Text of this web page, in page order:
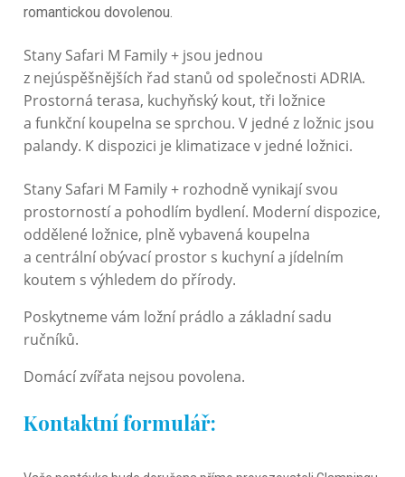
romantickou dovolenou.
Stany Safari M Family + jsou jednou
z nejúspěšnějších řad stanů od společnosti ADRIA.
Prostorná terasa, kuchyňský kout, tři ložnice
a funkční koupelna se sprchou. V jedné z ložnic jsou
palandy. K dispozici je klimatizace v jedné ložnici.
Stany Safari M Family + rozhodně vynikají svou
prostorností a pohodlím bydlení. Moderní dispozice,
oddělené ložnice, plně vybavená koupelna
a centrální obývací prostor s kuchyní a jídelním
koutem s výhledem do přírody.
Poskytneme vám ložní prádlo a základní sadu
ručníků.
Domácí zvířata nejsou povolena.
Kontaktní formulář:
Rezervační